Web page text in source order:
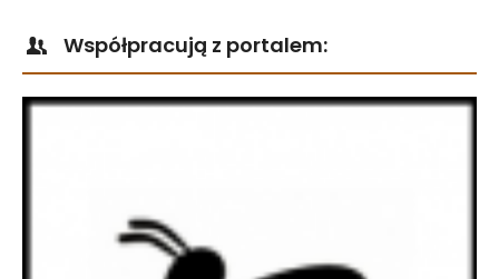
Współpracują z portalem: